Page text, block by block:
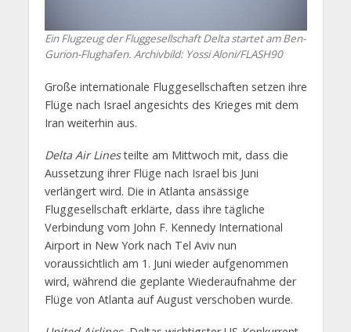
Ein Flugzeug der Fluggesellschaft Delta startet am Ben-
Gurion-Flughafen. Archivbild: Yossi Aloni/FLASH90
Große internationale Fluggesellschaften setzen ihre
Flüge nach Israel angesichts des Krieges mit dem
Iran weiterhin aus.
Delta Air Linesteilte am Mittwoch mit, dass die
Aussetzung ihrer Flüge nach Israel bis Juni
verlängert wird. Die in Atlanta ansässige
Fluggesellschaft erklärte, dass ihre tägliche
Verbindung vom John F. Kennedy International
Airport in New York nach Tel Aviv nun
voraussichtlich am 1. Juni wieder aufgenommen
wird, während die geplante Wiederaufnahme der
Flüge von Atlanta auf August verschoben wurde.